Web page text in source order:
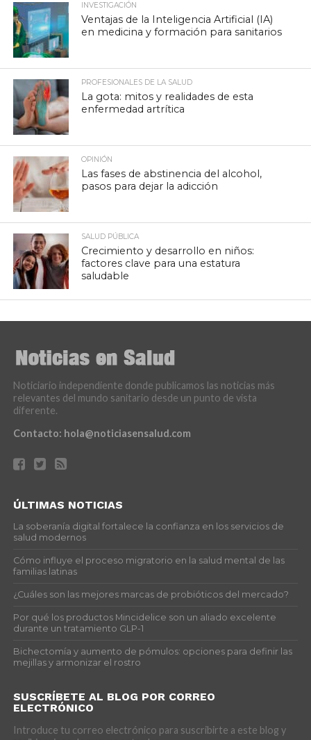
INVESTIGACIÓN
Ventajas de la Inteligencia Artificial (IA)
en medicina y formación para sanitarios
PROFESIONALES DE LA SALUD
La gota: mitos y realidades de esta
enfermedad artrítica
OPINIÓN
Las fases de abstinencia del alcohol,
pasos para dejar la adicción
SALUD PÚBLICA
Crecimiento y desarrollo en niños:
factores clave para una estatura
saludable
Noticiario independiente donde publicamos las noticias más
relevantes del mundo sanitario desde un punto de vista
diferente.
Contacto: hola@noticiasensalud.com
ÚLTIMAS NOTICIAS
La soberanía digital fortalece la confianza en los servicios de
salud modernos
Cómo influye el proceso migratorio en la salud mental de las
familias latinas
¿Cuáles son las mejores marcas de probióticos del mercado?
Por qué los productos Mincidelice son un aliado excelente
durante un tratamiento GLP-1
Bichectomía y aumento de pómulos: opciones para definir las
mejillas y armonizar el rostro
SUSCRÍBETE AL BLOG POR CORREO
ELECTRÓNICO
Introduce tu correo electrónico para suscribirte a este blog y